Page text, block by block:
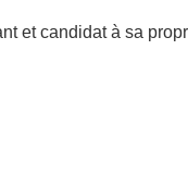
et candidat à sa